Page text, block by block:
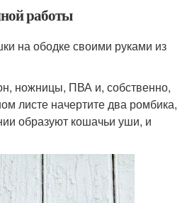
работы
на ободке своими руками из
ножницы, ПВА и, собственно,
листе начертите два ромбика,
образуют кошачьи уши, и